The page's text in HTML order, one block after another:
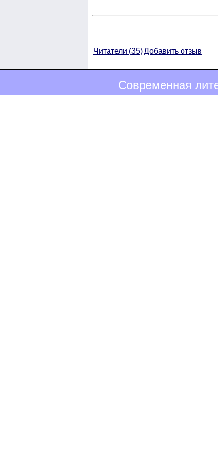
Читатели (35)Добавить отзыв
Современная